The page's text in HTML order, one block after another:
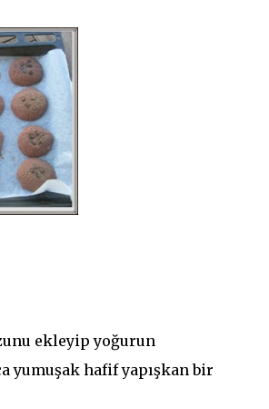
ekleyip yoğurun
yumuşak hafif yapışkan bir